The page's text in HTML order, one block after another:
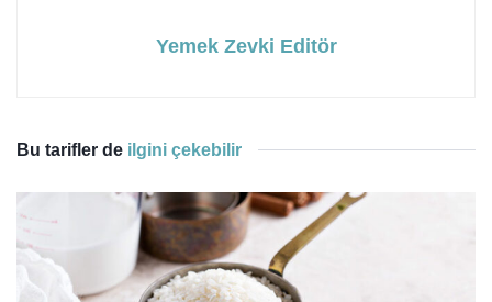
Yemek Zevki Editör
Bu tarifler de ilgini çekebilir